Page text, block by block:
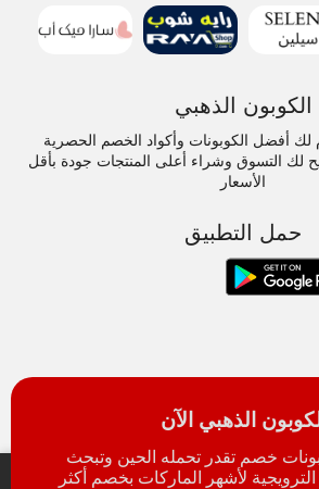
الكوبون الذهبي
لك أفضل الكوبونات وأكواد الخصم الحصرية
لك التسوق وشراء أعلى المنتجات جودة بأقل
الأسعار
حمل التطبيق
الذهبي الآن
خصم تقدر تحمله الحين وتبحث
لأشهر الماركات بخصم أكثر